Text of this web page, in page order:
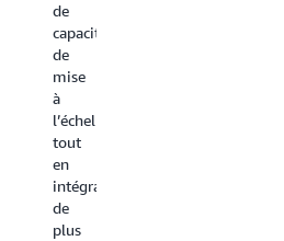
de
capacité
de
mise
à
l’échelle,
tout
en
intégrant
de
plus